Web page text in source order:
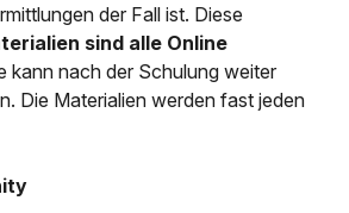
der Fall ist. Diese
sind alle Online
kann nach der Schulung weiter
Die Materialien werden fast jeden